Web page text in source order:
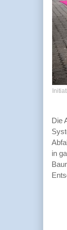
Die
in